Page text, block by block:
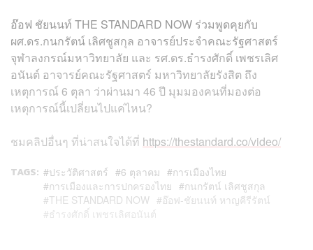
อ๊อฟ ชัยนนท์ THE STANDARD NOW ร่วมพูดคุยกับ
ผศ.ดร.กนกรัตน์ เลิศชูสกุล อาจารย์ประจำคณะรัฐศาสตร์
จุฬาลงกรณ์มหาวิทยาลัย และ รศ.ดร.ธำรงศักดิ์ เพชรเลิศ
อนันต์ อาจารย์คณะรัฐศาสตร์ มหาวิทยาลัยรังสิต ถึง
เหตุการณ์ 6 ตุลา ว่าผ่านมา 46 ปี มุมมองคนที่มองต่อ
เหตุการณ์นี้เปลี่ยนไปแค่ไหน?
ชมคลิปอื่นๆ ที่น่าสนใจได้ที่ https://thestandard.co/video/
TAGS: ประวัติศาสตร์ 6 ตุลาคม
การเมืองไทย
การเมืองและการปกครองไทย
กนกรัตน์ เลิศชูสกุล
THE STANDARD NOW
อ๊อฟ-ชัยนนท์ หาญคีรีรัตน์
ธำรงศักดิ์ เพชรเลิศอนันต์